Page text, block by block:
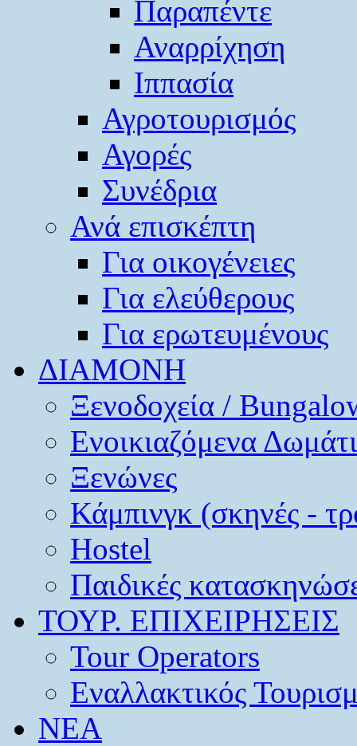
Παραπέντε
Αναρρίχηση
Ιππασία
Αγροτουρισμός
Αγορές
Συνέδρια
Ανά επισκέπτη
Για οικογένειες
Για ελεύθερους
Για ερωτευμένους
ΔΙΑΜΟΝΗ
Ξενοδοχεία /
Ενοικιαζόμενα
Ξενώνες
Κάμπινγκ (σκηνές -
Hostel
Παιδικές
ΤΟΥΡ. ΕΠΙΧΕΙΡΗΣΕΙΣ
Tour Operators
Εναλλακτικός
ΝΕΑ